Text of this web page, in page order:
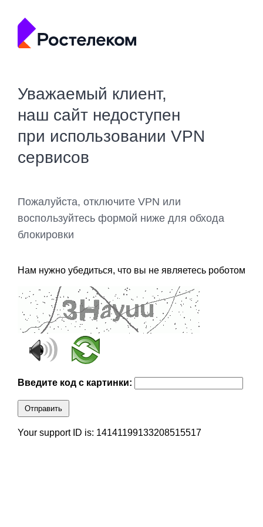
Уважаемый клиент,
наш сайт недоступен
при использовании VPN
сервисов
Пожалуйста, отключите VPN или
воспользуйтесь формой ниже для обхода
блокировки
Нам нужно убедиться, что вы не являетесь роботом
Введите код с картинки:
Отправить
Your support ID is: 14141199133208515517